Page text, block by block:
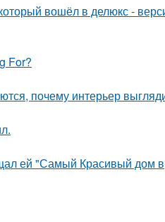
вошёл в делюкс -
For?
почему интерьер
ей "Самый Красивый дом в